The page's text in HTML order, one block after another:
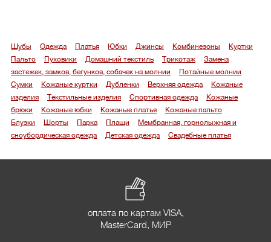
Шубы Одежда Платья Юбки Джинсы Комбинезоны
Куртки
Пальто
Пуховики Домашний текстиль Трикотаж
Замена
застежек, замков, бегунков, собачек на молнии
Потайные молнии
Сумки
Кожаные куртки Дубленки Верхняя одежда
Кожаные
изделия
Текстильные изделия Спортивная одежда
Кожаные
брюки
Кожаные юбки Кожаные платья
Кожаные пальто
Блузки
Шорты Парка Плащи
Мембранная, горнолыжная и
сноубордическая одежда
Детская одежда Свадебные платья
оплата по картам VISA,
MasterCard, МИР